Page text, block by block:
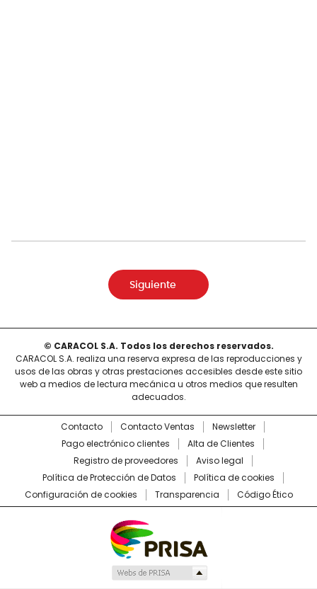
Siguiente
© CARACOL S.A. Todos los derechos reservados.
CARACOL S.A. realiza una reserva expresa de las reproducciones y
usos de las obras y otras prestaciones accesibles desde este sitio
web a medios de lectura mecánica u otros medios que resulten
adecuados.
Contacto Contacto Ventas
Newsletter
Pago electrónico clientes
Alta de Clientes
Registro de proveedores
Aviso legal
Política de Protección de Datos
Política de cookies
Configuración de cookies
Transparencia Código Ético